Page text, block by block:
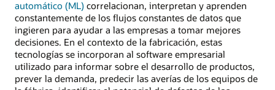
automático (ML) correlacionan, interpretan y aprenden
constantemente de los flujos constantes de datos que
ingieren para ayudar a las empresas a tomar mejores
decisiones. En el contexto de la fabricación, estas
tecnologías se incorporan al software empresarial
utilizado para informar sobre el desarrollo de productos,
prever la demanda, predecir las averías de los equipos de